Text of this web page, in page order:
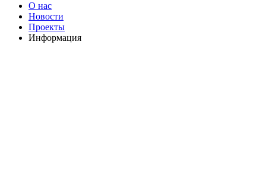
О нас
Новости
Проекты
Информация